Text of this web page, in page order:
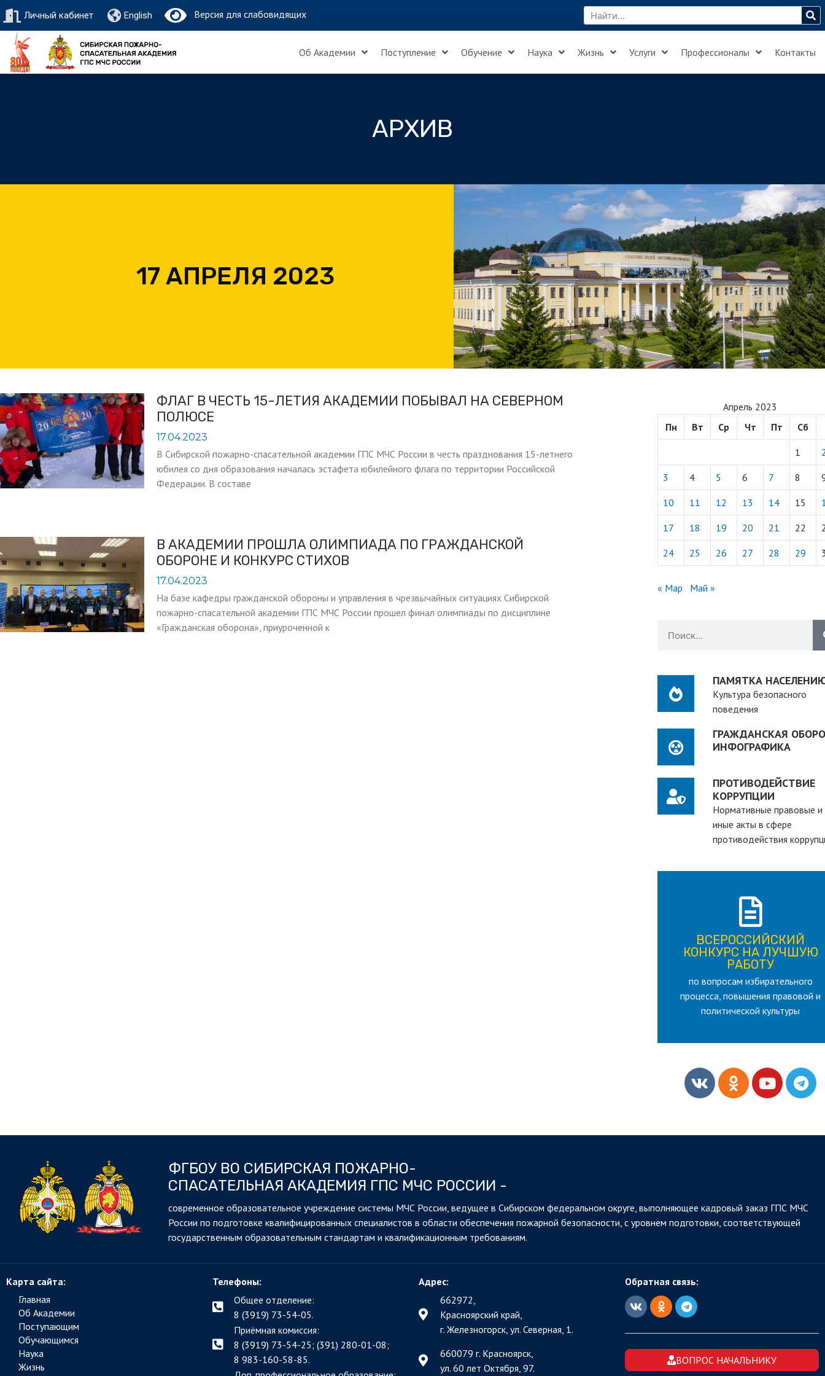
Личный кабинет English Версия для слабовидящих
Об Академии Поступление Обучение Наука Жизнь Услуги Профессионалы Контакты
АРХИВ
17 АПРЕЛЯ 2023
ФЛАГ В ЧЕСТЬ 15-ЛЕТИЯ АКАДЕМИИ ПОБЫВАЛ НА СЕВЕРНОМ
ПОЛЮСЕ
17.04.2023
В Сибирской пожарно-спасательной академии ГПС МЧС России в честь празднования 15-летнего
юбилея со дня образования началась эстафета юбилейного флага по территории Российской
Федерации. В составе
В АКАДЕМИИ ПРОШЛА ОЛИМПИАДА ПО ГРАЖДАНСКОЙ
ОБОРОНЕ И КОНКУРС СТИХОВ
17.04.2023
На базе кафедры гражданской обороны и управления в чрезвычайных ситуациях Сибирской
пожарно-спасательной академии ГПС МЧС России прошел финал олимпиады по дисциплине
«Гражданская оборона», приуроченной к
Апрель 2023
Пн
Вт Ср Чт Пт Сб
1
3 4 5 6 7 8
10 11 12 13 14 15
17 18 19 20 21 22
24 25 26 27 28 29
« Мар Май »
ПАМЯТКА
Культура безопасного
поведения
ГРАЖДАНСКАЯ
ИНФОГРАФИКА
ПРОТИВОДЕЙСТВИЕ
КОРРУПЦИИ
Нормативные правовые и
иные акты в сфере
противодействия
ВСЕРОССИЙСКИЙ
КОНКУРС НА ЛУЧШУЮ
РАБОТУ
по вопросам избирательного
процесса, повышения правовой и
политической культуры
ВСЕРОССИЙСКИЙ
КОНКУРС НА ЛУЧШУЮ
РАБОТУ
для лица старше 18 и моложе 35
лет
ПОДРОБНЕЕ
ФГБОУ ВО СИБИРСКАЯ ПОЖАРНО-
СПАСАТЕЛЬНАЯ АКАДЕМИЯ ГПС МЧС РОССИИ -
cовременное образовательное учреждение системы МЧС России, ведущее в Сибирском федеральном округе, выполняющее кадровый заказ ГПС МЧС
России по подготовке квалифицированных специалистов в области обеспечения пожарной безопасности, с уровнем подготовки, соответствующей
государственным образовательным стандартам и квалификационным требованиям.
Карта сайта:
Главная
Об Академии
Поступающим
Обучающимся
Наука
Жизнь
Телефоны:
Общее отделение:
8 (3919) 73-54-05.
Приёмная комиссия:
8 (3919) 73-54-25; (391) 280-01-08;
8 983-160-58-85.
Адрес:
662972,
Красноярский край,
г. Железногорск, ул. Северная, 1.
660079 г. Красноярск,
ул. 60 лет Октября, 97.
Обратная связь:
ВОПРОС НАЧАЛЬНИКУ